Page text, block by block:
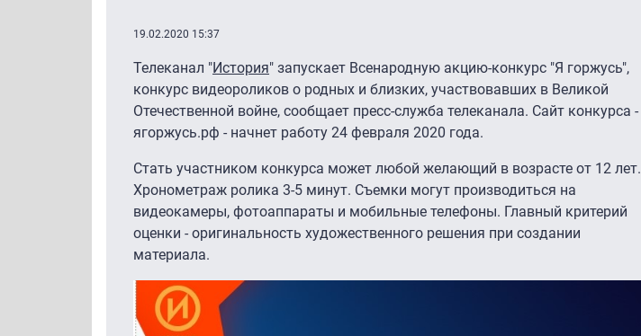
19.02.2020 15:37
Телеканал "История" запускает Всенародную акцию-конкурс "Я горжусь",
конкурс видеороликов о родных и близких, участвовавших в Великой
Отечественной войне, сообщает пресс-служба телеканала. Сайт конкурса -
ягоржусь.рф - начнет работу 24 февраля 2020 года.
Стать участником конкурса может любой желающий в возрасте от 12 лет.
Хронометраж ролика 3-5 минут. Съемки могут производиться на
видеокамеры, фотоаппараты и мобильные телефоны. Главный критерий
оценки - оригинальность художественного решения при создании
материала.